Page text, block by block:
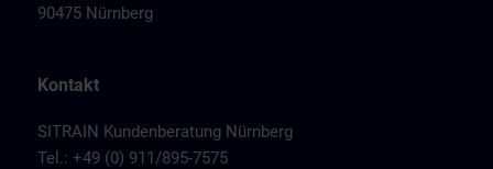
90475 Nürnberg
Kontakt
SITRAIN Kundenberatung Nürnberg
Tel.: +49 (0) 911/895-7575